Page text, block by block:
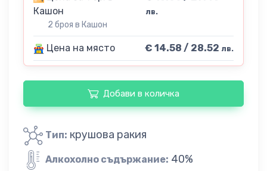
Кашон
2 броя в Кашон
лв.
Цена на място € 14.58 / 28.52 лв.
Добави в количка
Тип: крушова ракия
Алкохолно съдържание: 40%